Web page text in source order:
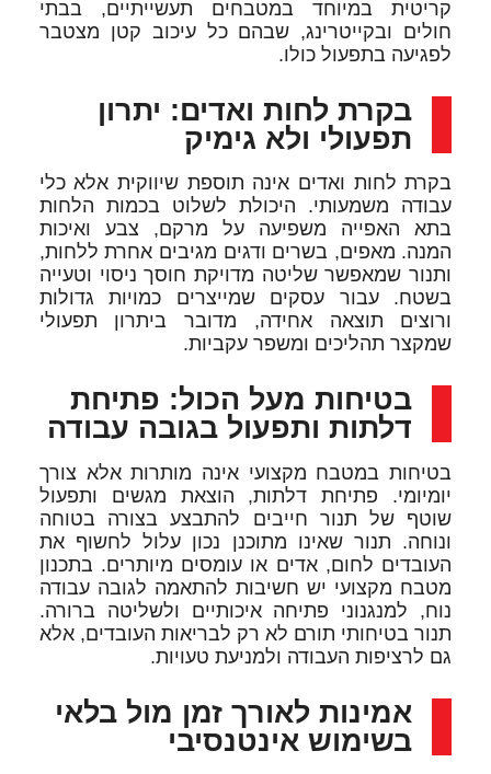
קריטית במיוחד במטבחים תעשייתיים, בבתי
חולים ובקייטרינג, שבהם כל עיכוב קטן מצטבר
לפגיעה בתפעול כולו.
בקרת לחות ואדים: יתרון
תפעולי ולא גימיק
בקרת לחות ואדים אינה תוספת שיווקית אלא כלי
עבודה משמעותי. היכולת לשלוט בכמות הלחות
בתא האפייה משפיעה על מרקם, צבע ואיכות
המנה. מאפים, בשרים ודגים מגיבים אחרת ללחות,
ותנור שמאפשר שליטה מדויקת חוסך ניסוי וטעייה
בשטח. עבור עסקים שמייצרים כמויות גדולות
ורוצים תוצאה אחידה, מדובר ביתרון תפעולי
שמקצר תהליכים ומשפר עקביות.
בטיחות מעל הכול: פתיחת
דלתות ותפעול בגובה עבודה
בטיחות במטבח מקצועי אינה מותרות אלא צורך
יומיומי. פתיחת דלתות, הוצאת מגשים ותפעול
שוטף של תנור חייבים להתבצע בצורה בטוחה
ונוחה. תנור שאינו מתוכנן נכון עלול לחשוף את
העובדים לחום, אדים או עומסים מיותרים. בתכנון
מטבח מקצועי יש חשיבות להתאמה לגובה עבודה
נוח, למנגנוני פתיחה איכותיים ולשליטה ברורה.
תנור בטיחותי תורם לא רק לבריאות העובדים, אלא
גם לרציפות העבודה ולמניעת טעויות.
אמינות לאורך זמן מול בלאי
בשימוש אינטנסיבי